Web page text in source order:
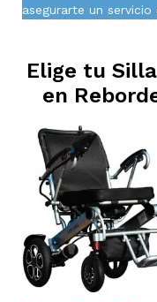
asegurarte un
Elige tu
en